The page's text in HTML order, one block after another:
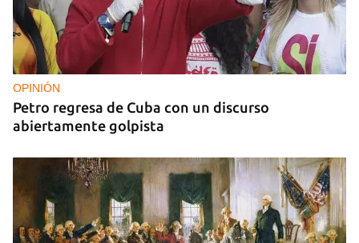
OPINIÓN
Petro regresa de Cuba con un discurso
abiertamente golpista